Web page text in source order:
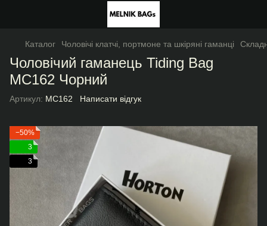
Каталог Чоловічі клатчі, портмоне та шкіряні гаманці
Чоловічий гаманець Tiding Bag
МС162 Чорний
Артикул: МС162 Написати відгук
−50%
3
3